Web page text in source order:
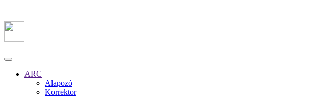
ARC
Alapozó
Korrektor